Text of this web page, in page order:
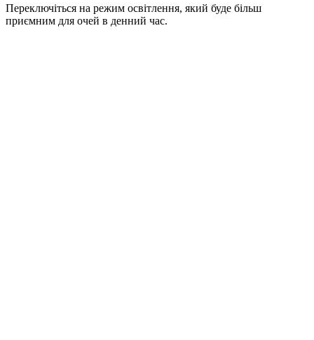
Переключіться на режим освітлення, який буде більш
приємним для очей в денний час.